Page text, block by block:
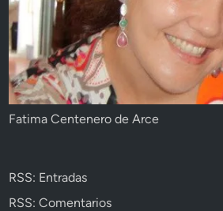
Fatima Centenero de Arce
RSS: Entradas
RSS: Comentarios